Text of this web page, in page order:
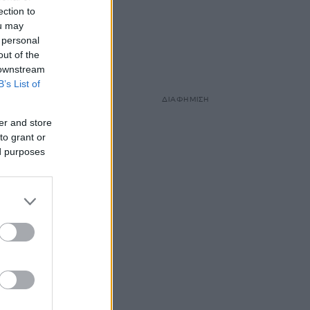
to
may
of the
List of
and store
grant or
purposes
ΔΙΑΦΗΜΙΣΗ